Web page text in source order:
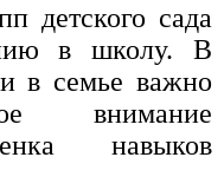
детского сада
в школу. В
в семье важно
внимание
навыков